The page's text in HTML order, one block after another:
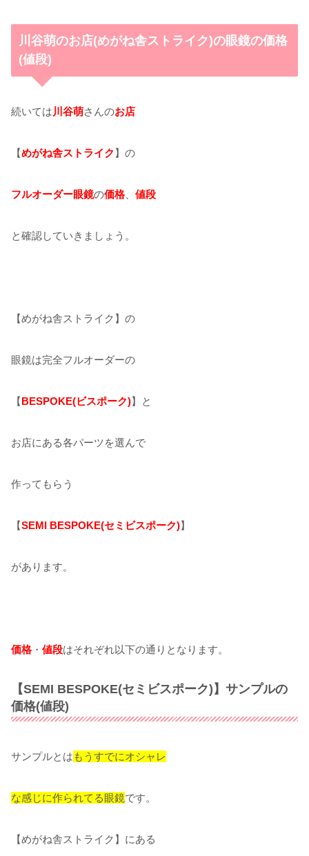
川谷萌のお店(めがね舎ストライク)の眼鏡の価格
(値段)
続いては 川谷萌さんのお店
【めがね舎ストライク 】の
フルオーダー眼鏡の価格、 値段
と確認していきましょう。
【めがね舎ストライク】の
眼鏡は完全フルオーダーの
【BESPOKE(ビスポーク)】と
お店にある各パーツを選んで
作ってもらう
【SEMI BESPOKE(セミビスポーク)】
があります。
価格・ 値段はそれぞれ以下の通りとなります。
【SEMI BESPOKE(セミビスポーク)】サンプルの
価格(値段)
サンプルとは もうすでにオシャレ
な感じに作られてる眼鏡です。
【めがね舎ストライク】にある